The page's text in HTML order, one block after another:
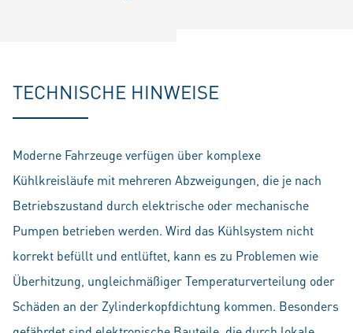
TECHNISCHE HINWEISE
Moderne Fahrzeuge verfügen über komplexe
Kühlkreisläufe mit mehreren Abzweigungen, die je nach
Betriebszustand durch elektrische oder mechanische
Pumpen betrieben werden. Wird das Kühlsystem nicht
korrekt befüllt und entlüftet, kann es zu Problemen wie
Überhitzung, ungleichmäßiger Temperaturverteilung oder
Schäden an der Zylinderkopfdichtung kommen. Besonders